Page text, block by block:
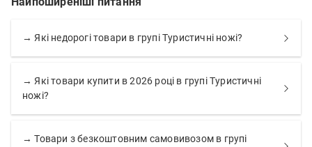
→ Які недорогі товари в групі Туристичні ножі?
→ Які товари купити в 2026 році в групі Туристичні
ножі?
→ Товари з безкоштовним самовивозом в групі